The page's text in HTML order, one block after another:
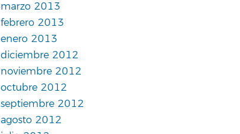
marzo 2013
febrero 2013
enero 2013
diciembre 2012
noviembre 2012
octubre 2012
septiembre 2012
agosto 2012